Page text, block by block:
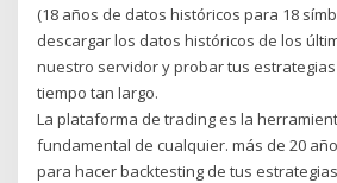
(18 años de datos históricos para 18
descargar los datos históricos de los
nuestro servidor y probar tus
tiempo tan largo.
La plataforma de trading es la
fundamental de cualquier. más de 20
para hacer backtesting de tus